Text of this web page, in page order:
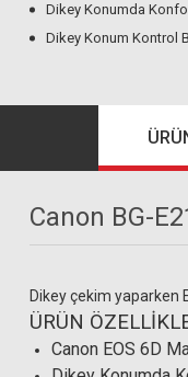
Dikey Konumda
Dikey Konum Kontrol
Canon BG-
Dikey çekim yaparken
ÜRÜN
Canon EOS 6D